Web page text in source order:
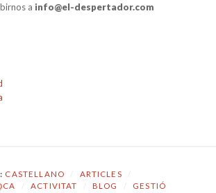
a info@el-despertador.com
CASTELLANO ARTICLES
ACTIVITAT BLOG
GESTIÓ